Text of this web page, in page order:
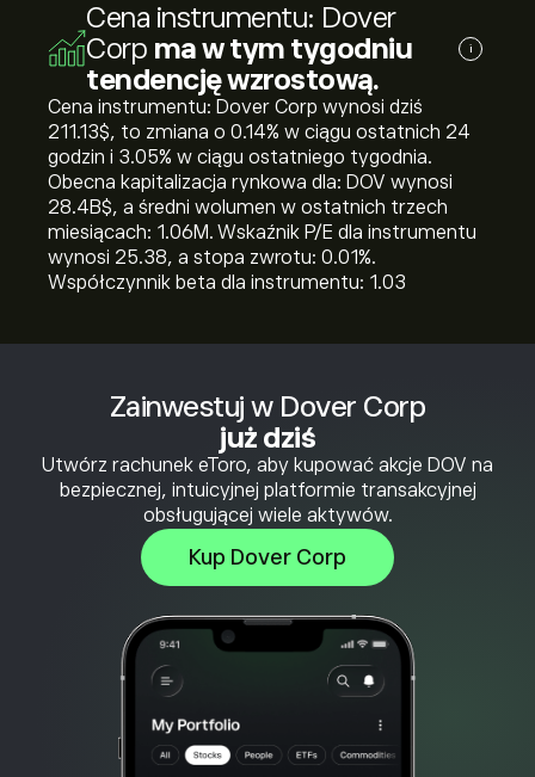
Zainwestuj w Dover Corp
już dziś
Utwórz rachunek eToro, aby kupować akcje DOV na
bezpiecznej, intuicyjnej platformie transakcyjnej
obsługującej wiele aktywów.
Kup Dover Corp
Cena instrumentu: Dover
Corp ma w tym tygodniu
tendencję wzrostową.
i
Cena instrumentu: Dover Corp wynosi dziś
211.13‎$‎, to zmiana o ‎0.14‎% w ciągu ostatnich 24
godzin i ‎3.05‎% w ciągu ostatniego tygodnia.
Obecna kapitalizacja rynkowa dla: DOV wynosi
28.4B‎$‎, a średni wolumen w ostatnich trzech
miesiącach: 1.06M. Wskaźnik P/E dla instrumentu
wynosi 25.38, a stopa zwrotu: 0.01%.
Współczynnik beta dla instrumentu: 1.03